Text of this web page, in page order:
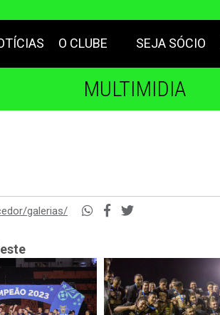
O CLUBE SEJA SÓCIO
MULTIMIDIA
galerias/